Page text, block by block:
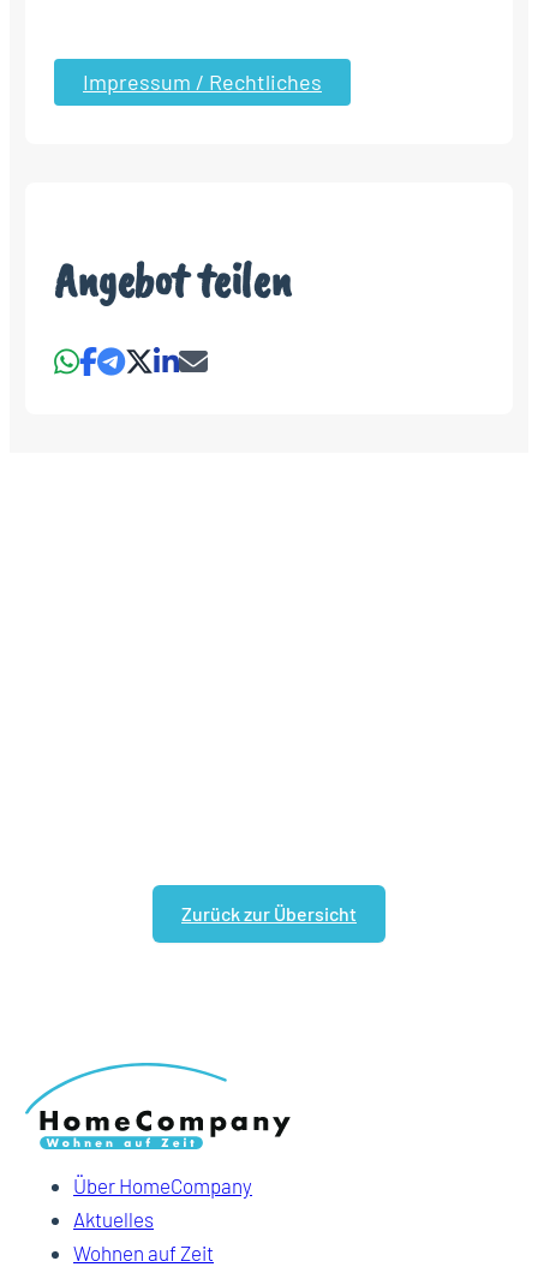
Impressum / Rechtliches
Angebot teilen
Zurück zur Übersicht
Über HomeCompany
Aktuelles
Wohnen auf Zeit